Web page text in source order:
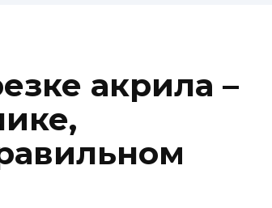
акрила –